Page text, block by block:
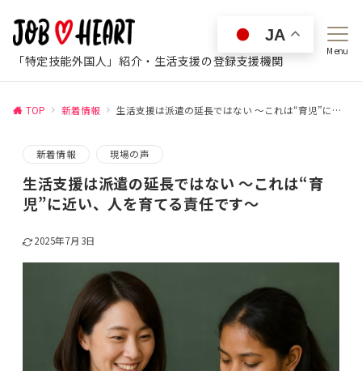
「特定技能外国人」紹介・生活支援の登録支援機関
Menu
TOP 新着情報 生活支援は派遣の延長ではない 〜これは“育児”に近い、人を育てる責任です〜
新着情報 現場の声
生活支援は派遣の延長ではない 〜これは“育
児”に近い、人を育てる責任です〜
2025年7月3日
JA